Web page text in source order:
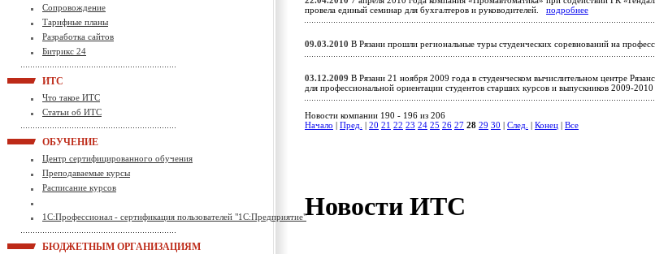
Сопровождение
Тарифные планы
Разработка сайтов
Битрикс 24
ИТС
Что такое ИТС
Статьи об ИТС
ОБУЧЕНИЕ
Центр сертифицированного обучения
Преподаваемые курсы
Расписание курсов
1С:Профессионал - сертификация пользователей "1С:Предприятие"
БЮДЖЕТНЫМ ОРГАНИЗАЦИЯМ
провела единый семинар для бухгалтеров и руководителей. подробнее
09.03.2010 В Рязани прошли региональные туры студенческих соревнований на
03.12.2009 В Рязани 21 ноября 2009 года в студенческом вычислительном центре
для профессиональной ориентации студентов старших курсов и выпускников 2009-
Новости компании 190 - 196 из 206
Начало
Пред. 20 21 22 23 24 25 26 27 28 29 30 След. Конец Все
Новости ИТС